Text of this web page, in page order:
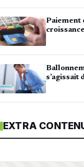
Paiement
s’agissait
EXTRA